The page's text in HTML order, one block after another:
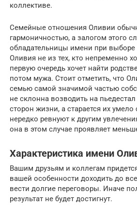
коллективе.
Семейные отношения Оливии
гармоничностью, а залогом этого
обладательницы имени при выборе
Оливия не из тех, кто непременно
первую очередь хочет найти
потом мужа. Стоит отметить, что
семью самой значимой частью
не склонна возводить на
сторон жизни, а старается их
нередко ревнуют к другим
она в этом случае проявляет
Характеристика имени
Вашим друзьям и коллегам
вашей особенности доходить до
вести долгие переговоры. Иначе
результат не будет достигнут.